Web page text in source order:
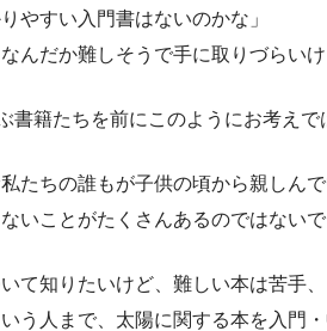
やすい入門書はないのかな」
んだか難しそうで手に取りづらい
書籍たちを前にこのようにお考えで
たちの誰もが子供の頃から親しん
いことがたくさんあるのではないで
て知りたいけど、難しい本は苦手
う人まで、太陽に関する本を入門